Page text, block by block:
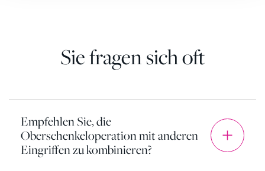
Sie fragen sich oft
Empfehlen Sie, die
Oberschenkeloperation mit anderen
Eingriffen zu kombinieren?